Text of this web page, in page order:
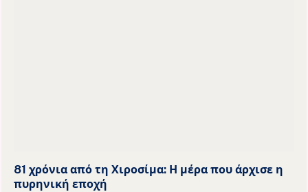
81 χρόνια από τη Χιροσίμα: Η μέρα που άρχισε η
πυρηνική εποχή